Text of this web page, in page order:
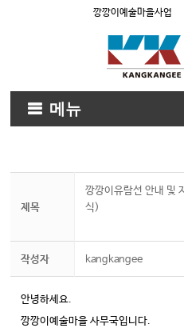
깡깡이예술마을사업
메뉴
제목
깡깡이유람선 안내 및
식)
작성자 kangkangee
안녕하세요.
깡깡이예술마을 사무국입니다.